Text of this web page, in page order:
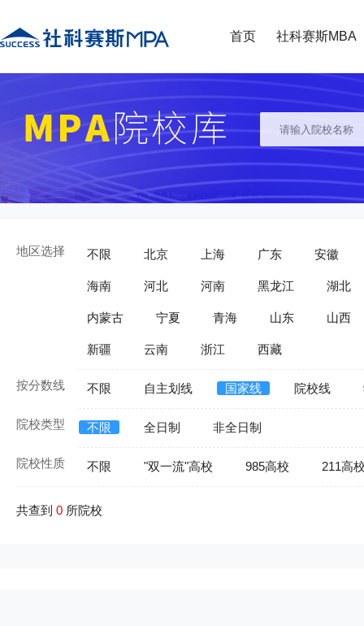
首页 社科赛斯MBA
地区选择 不限 北京 上海 广东 安徽
海南 河北 河南 黑龙江 湖北
内蒙古 宁夏 青海 山东 山西
新疆 云南 浙江 西藏
按分数线 不限 自主划线 国家线 院校线
院校类型 不限 全日制 非全日制
院校性质 不限 "双一流"高校 985高校 211高
共查到 0 所院校